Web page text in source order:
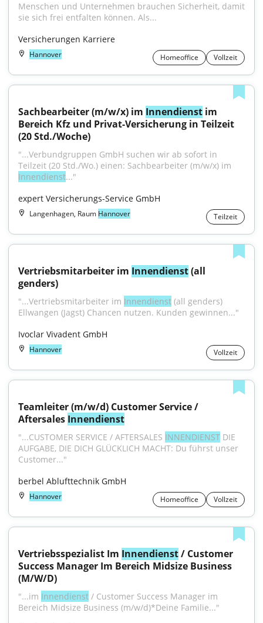
Menschen und Unternehmen brauchen Sicherheit, damit
sie sich frei entfalten können. Als...
Versicherungen Karriere
Hannover Homeoffice Vollzeit
Sachbearbeiter (m/w/x) im Innendienst im
Bereich Kfz und Privat-Versicherung in Teilzeit
(20 Std./Woche)
"...Verbundgruppen GmbH suchen wir ab sofort in
Innendienst..."
expert Versicherungs-Service GmbH
Langenhagen, Raum Hannover Teilzeit
Vertriebsmitarbeiter im Innendienst (all
genders)
"...Vertriebsmitarbeiter im Innendienst (all genders)
Ellwangen (Jagst) Chancen nutzen. Kunden gewinnen..."
Ivoclar Vivadent GmbH
Hannover Vollzeit
Teamleiter (m/w/d) Customer Service /
Aftersales Innendienst
"...CUSTOMER SERVICE / AFTERSALES INNENDIENST DIE
AUFGABE, DIE DICH GLÜCKLICH MACHT: Du führst unser
Customer..."
berbel Ablufttechnik GmbH
Hannover Homeoffice Vollzeit
Vertriebsspezialist Im Innendienst / Customer
Success Manager Im Bereich Midsize Business
(M/W/D)
"...im Innendienst / Customer Success Manager im
Bereich Midsize Business (m/w/d)*Deine Familie..."